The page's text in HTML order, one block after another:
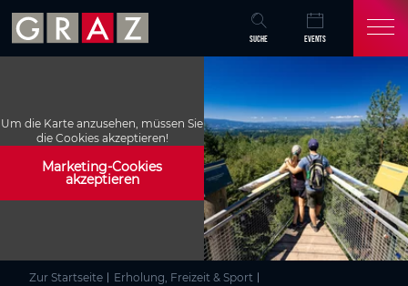
Skip to main content
Skip to table of contents
Skip to main navigation
SUCHE EVENTS
Um die Karte anzusehen, müssen Sie
die Cookies akzeptieren!
Marketing-Cookies
akzeptieren
Zur Startseite
Erholung, Freizeit & Sport